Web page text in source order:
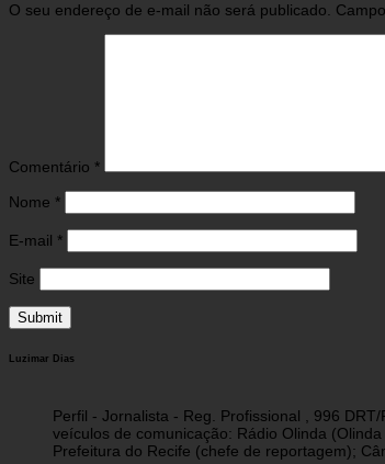
O seu endereço de e-mail não será publicado.
Comentário *
Nome *
E-mail *
Site
Luzimar Dias
Perfil - Jornalista - Reg. Profissional , 996
veículos de comunicação: Rádio Olinda
Prefeitura do Recife (chefe de reportagem);